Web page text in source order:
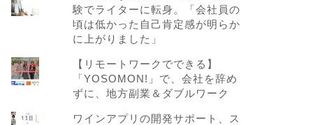
験でライターに転身。「会社員の
頃は低かった自己肯定感が明らか
に上がりました」
【リモートワークでできる】
「YOSOMON!」で、会社を辞め
ずに、地方副業＆ダブルワーク
ワインアプリの開発サポート、ス